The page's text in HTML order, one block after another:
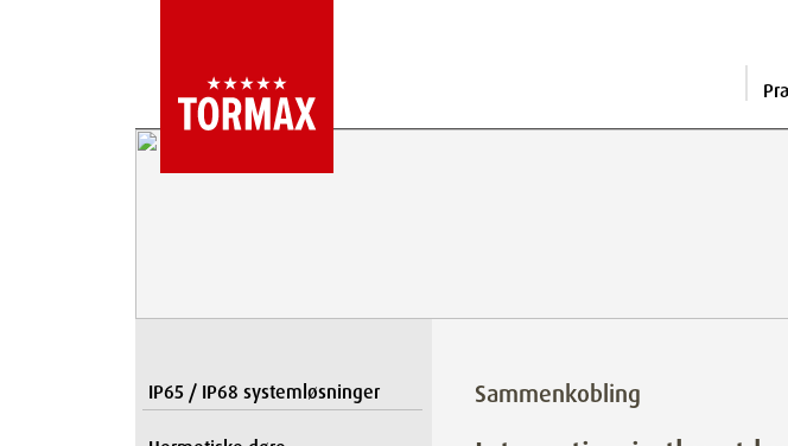
IP65 / IP68 systemløsninger Sammenkobling